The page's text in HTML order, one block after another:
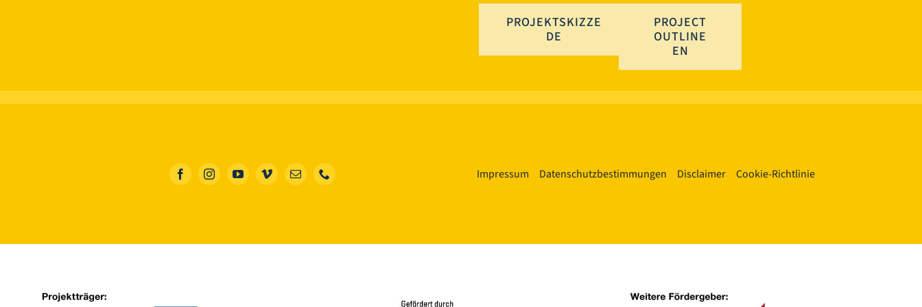
PROJEKTSKIZZE
DE
PROJECT
OUTLINE
EN
Impressum Datenschutzbestimmungen Disclaimer Cookie-Richtlinie